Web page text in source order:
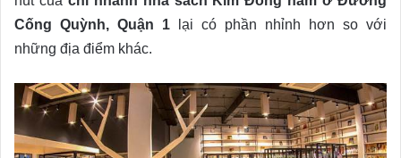
Cống Quỳnh, Quận 1 lại có phần nhỉnh hơn so với
những địa điểm khác.